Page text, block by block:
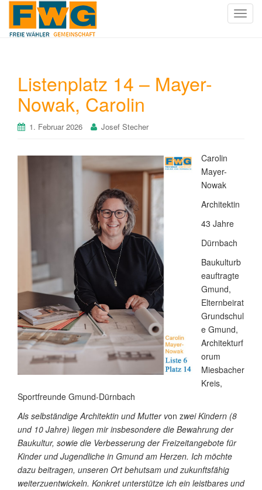
T
Listenplatz 14 – Mayer-
Nowak, Carolin
1. Februar 2026 Josef Stecher
Carolin
Mayer-
Nowak
Architektin
43 Jahre
Dürnbach
Baukulturb
eauftragte
Gmund,
Elternbeirat
Grundschul
e Gmund,
Architekturf
orum
Miesbacher
Kreis,
Sportfreunde Gmund-Dürnbach
Als selbständige Architektin und Mutter von zwei Kindern (8
und 10 Jahre) liegen mir insbesondere die Bewahrung der
Baukultur, sowie die Verbesserung der Freizeitangebote für
Kinder und Jugendliche in Gmund am Herzen. Ich möchte
dazu beitragen, unseren Ort behutsam und zukunftsfähig
weiterzuentwickeln. Konkret unterstütze ich ein leistbares und